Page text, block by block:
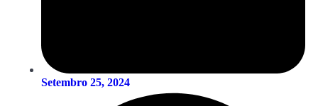
Setembro 25, 2024